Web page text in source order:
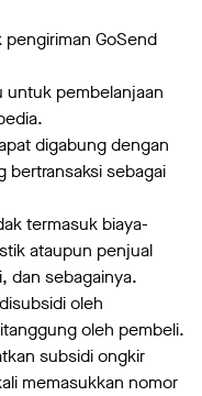
GoSend
untuk pembelanjaan
digabung dengan
bertransaksi sebagai
termasuk biaya-
ataupun penjual
dan sebagainya.
oleh
oleh pembeli.
subsidi ongkir
memasukkan nomor